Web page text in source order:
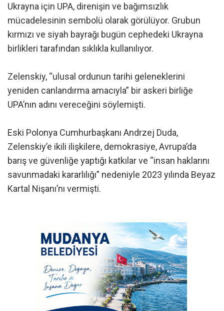
Ukrayna için UPA, direnişin ve bağımsızlık
mücadelesinin sembolü olarak görülüyor. Grubun
kırmızı ve siyah bayrağı bugün cephedeki Ukrayna
birlikleri tarafından sıklıkla kullanılıyor.
Zelenskiy, “ulusal ordunun tarihi geleneklerini
yeniden canlandırma amacıyla” bir askeri birliğe
UPA’nın adını vereceğini söylemişti.
Eski Polonya Cumhurbaşkanı Andrzej Duda,
Zelenskiy’e ikili ilişkilere, demokrasiye, Avrupa’da
barış ve güvenliğe yaptığı katkılar ve “insan haklarını
savunmadaki kararlılığı” nedeniyle 2023 yılında Beyaz
Kartal Nişanı’nı vermişti.